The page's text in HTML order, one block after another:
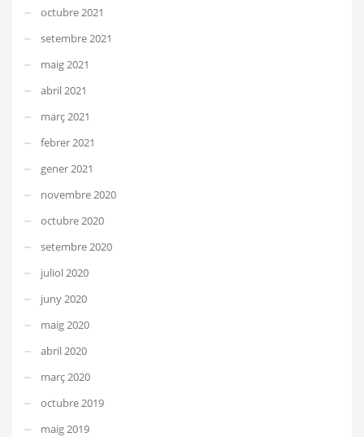
octubre 2021
setembre 2021
maig 2021
abril 2021
març 2021
febrer 2021
gener 2021
novembre 2020
octubre 2020
setembre 2020
juliol 2020
juny 2020
maig 2020
abril 2020
març 2020
octubre 2019
maig 2019